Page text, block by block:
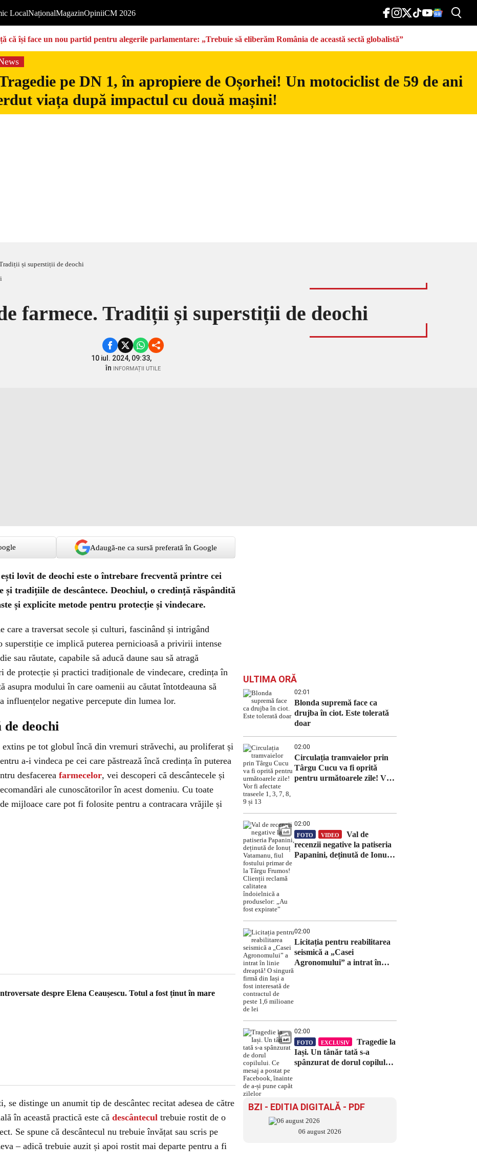
LocalNaționalMagazinOpiniiCM 2026
că își face un nou partid pentru alegerile parlamentare: „Trebuie să eliberăm România de această sectă globalistă”
pe DN 1, în apropiere de Oșorhei! Un motociclist de 59 de ani
viața după impactul cu două mașini!
și superstiții de deochi
farmece. Tradiții și superstiții de deochi
10 iul. 2024, 09:33,
în INFORMAȚII UTILE
Adaugă-ne ca sursă preferată în Google
lovit de deochi este o întrebare frecventă printre cei
și tradițiile de descântece. Deochiul, o credință răspândită
și explicite metode pentru protecție și vindecare.
care a traversat secole și culturi, fascinând și intrigând
superstiție ce implică puterea pernicioasă a privirii intense
sau răutate, capabile să aducă daune sau să atragă
de protecție și practici tradiționale de vindecare, credința în
asupra modului în care oamenii au căutat întotdeauna să
influențelor negative percepute din lumea lor.
de deochi
extins pe tot globul încă din vremuri străvechi, au proliferat și
a-i vindeca pe cei care păstrează încă credința în puterea
desfacerea farmecelor, vei descoperi că descântecele și
ale cunoscătorilor în acest domeniu. Cu toate
mijloace care pot fi folosite pentru a contracara vrăjile și
despre Elena Ceaușescu. Totul a fost ținut în mare
se distinge un anumit tip de descântec recitat adesea de către
în această practică este că descântecul trebuie rostit de o
Se spune că descântecul nu trebuie învățat sau scris pe
– adică trebuie auzit și apoi rostit mai departe pentru a fi
ULTIMA ORĂ
02:01
Blonda supremă face ca
drujba în ciot. Este tolerată
doar
02:00
Circulația tramvaielor prin
Târgu Cucu va fi oprită
pentru următoarele zile! Vor
02:00
FOTO VIDEO
Val de
recenzii negative la patiseria
Papanini, deținută de Ionuț
02:00
Licitația pentru reabilitarea
seismică a „Casei
Agronomului” a intrat în
02:00
FOTO EXCLUSIV
Tragedie la
Iași. Un tânăr tată s-a
spânzurat de dorul copilului.
BZI - EDITIA DIGITALĂ - PDF
06 august 2026